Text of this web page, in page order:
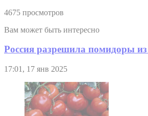
4675 просмотров
Вам может быть интересно
Россия разрешила помидоры из
17:01, 17 янв 2025